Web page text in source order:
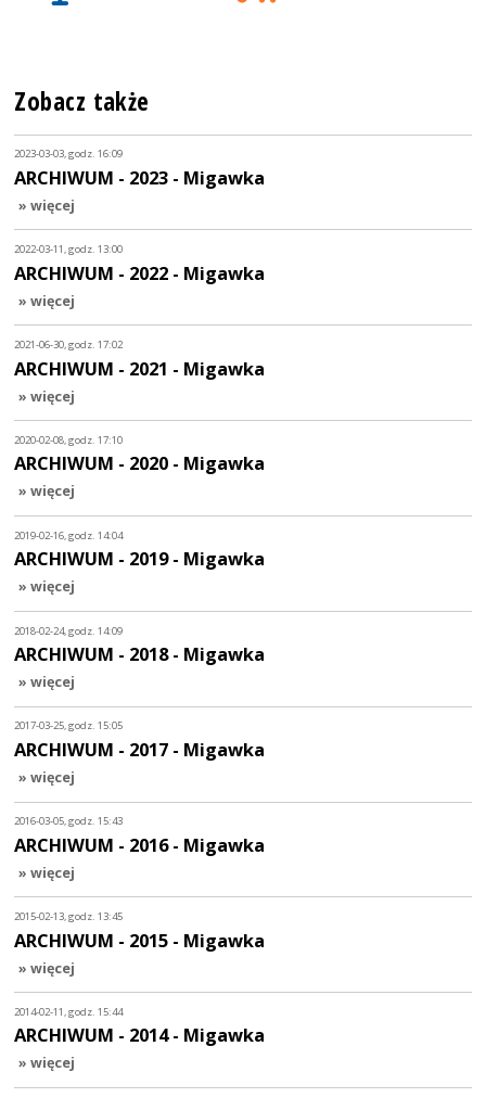
Zobacz także
2023-03-03, godz. 16:09
ARCHIWUM - 2023 - Migawka
» więcej
2022-03-11, godz. 13:00
ARCHIWUM - 2022 - Migawka
» więcej
2021-06-30, godz. 17:02
ARCHIWUM - 2021 - Migawka
» więcej
2020-02-08, godz. 17:10
ARCHIWUM - 2020 - Migawka
» więcej
2019-02-16, godz. 14:04
ARCHIWUM - 2019 - Migawka
» więcej
2018-02-24, godz. 14:09
ARCHIWUM - 2018 - Migawka
» więcej
2017-03-25, godz. 15:05
ARCHIWUM - 2017 - Migawka
» więcej
2016-03-05, godz. 15:43
ARCHIWUM - 2016 - Migawka
» więcej
2015-02-13, godz. 13:45
ARCHIWUM - 2015 - Migawka
» więcej
2014-02-11, godz. 15:44
ARCHIWUM - 2014 - Migawka
» więcej